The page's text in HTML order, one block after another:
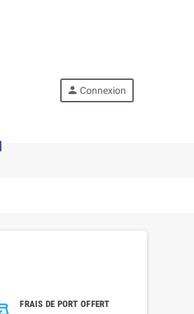
person Connexion
FRAIS DE PORT OFFERT